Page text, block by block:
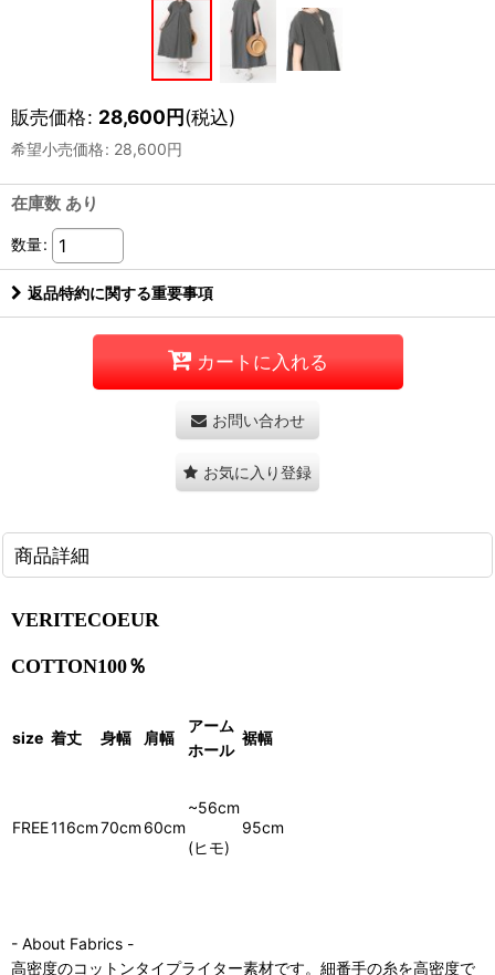
販売価格: 28,600円(税込)
希望小売価格: 28,600円
在庫数 あり
数量:
返品特約に関する重要事項
カートに入れる
お問い合わせ
お気に入り登録
商品詳細
VERITECOEUR
COTTON100％
size 着丈 身幅 肩幅
アーム
ホール
裾幅
FREE116cm70cm60cm
~56cm
(ヒモ)
95cm
- About Fabrics -
高密度のコットンタイプライター素材です。細番手の糸を高密度で